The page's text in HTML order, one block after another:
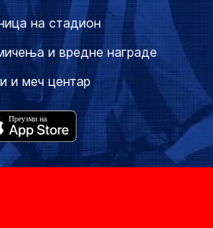
на стадион
и вредне награде
и меч центар